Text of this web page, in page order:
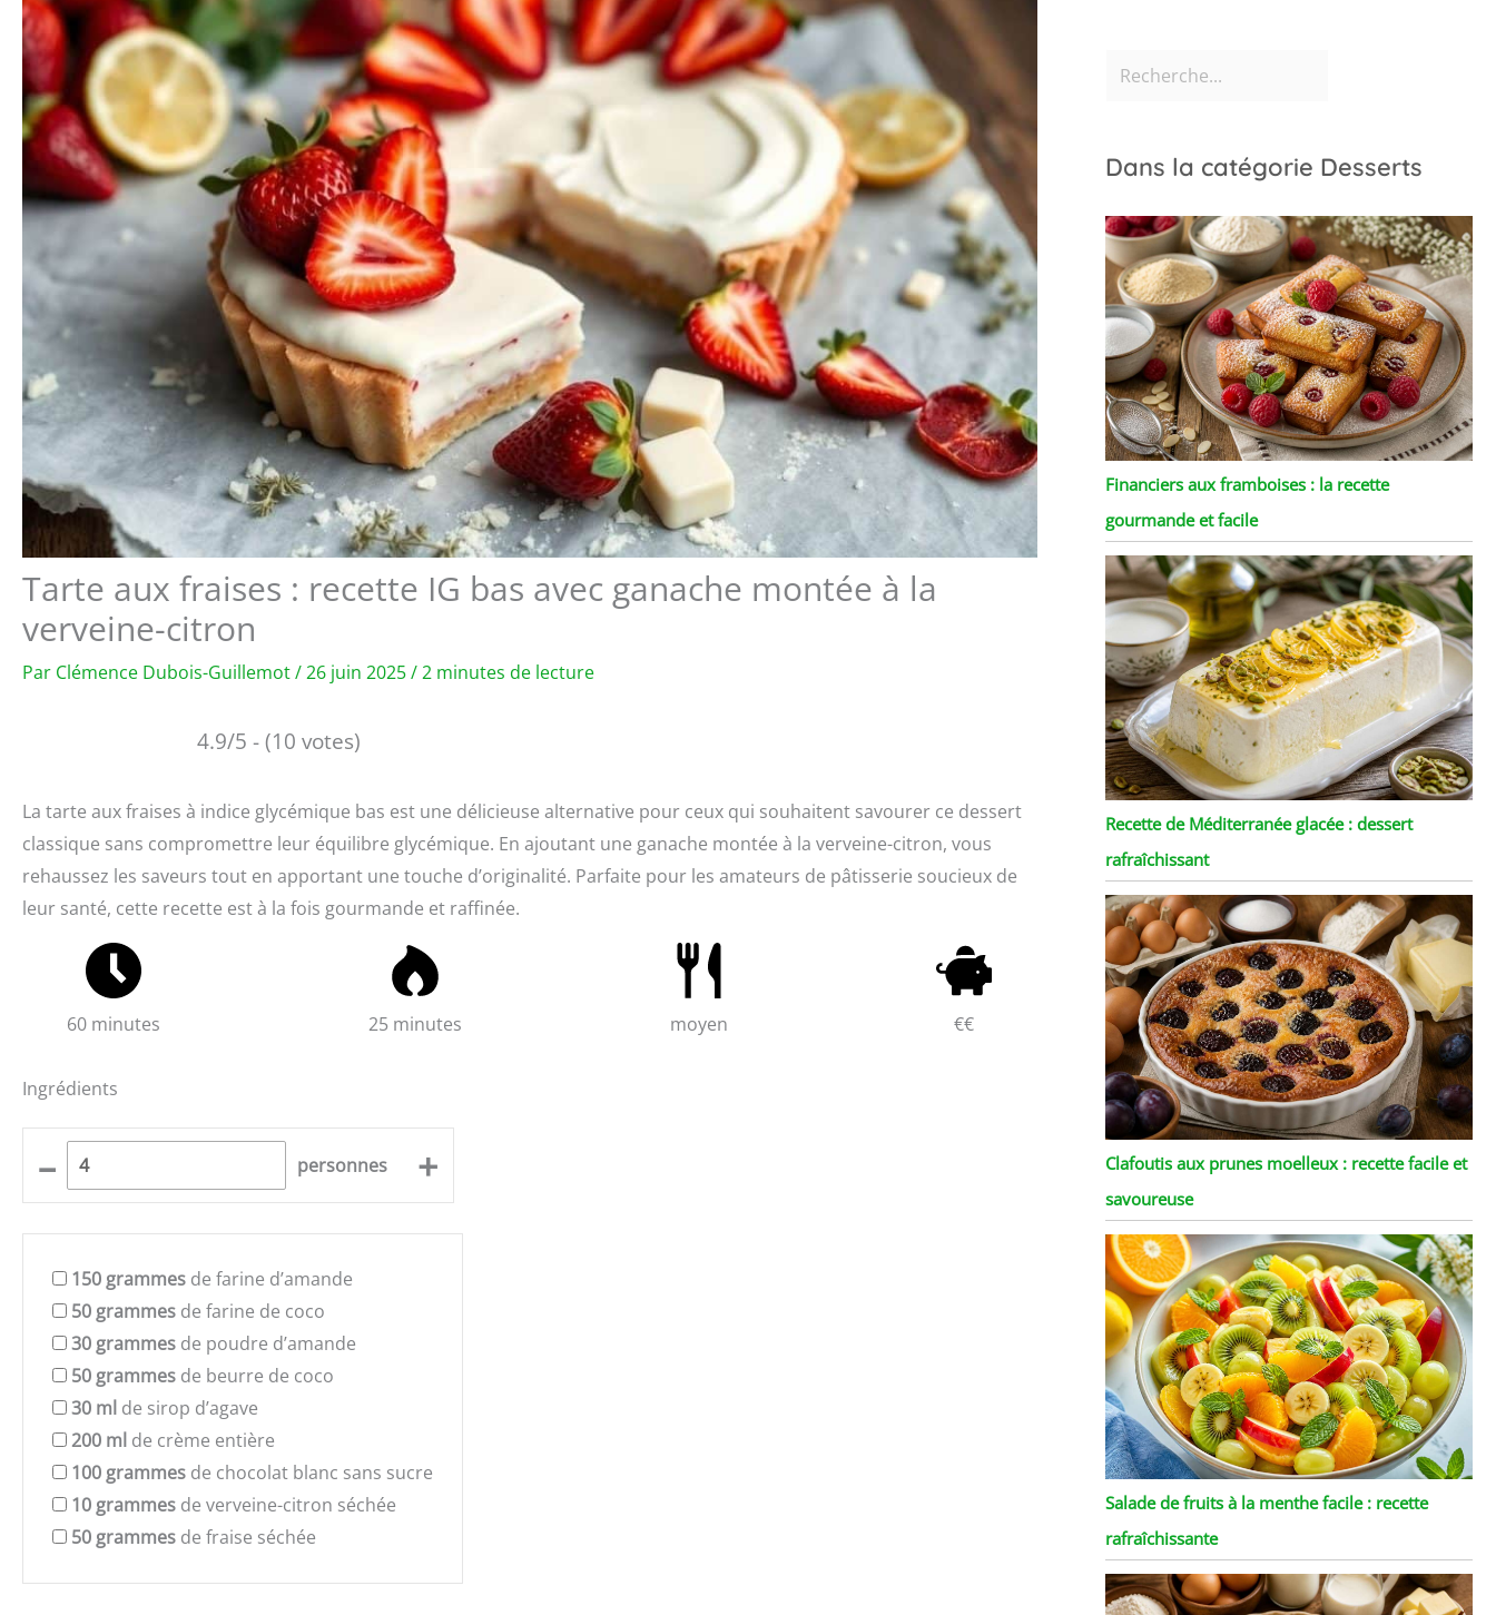
Tarte aux fraises : recette IG bas avec ganache montée à la
verveine-citron
Par Clémence Dubois-Guillemot/26 juin 2025/2 minutes de lecture
4.9/5 - (10 votes)
La tarte aux fraises à indice glycémique bas est une délicieuse alternative pour ceux qui souhaitent savourer ce dessert
classique sans compromettre leur équilibre glycémique. En ajoutant une ganache montée à la verveine-citron, vous
rehaussez les saveurs tout en apportant une touche d’originalité. Parfaite pour les amateurs de pâtisserie soucieux de
leur santé, cette recette est à la fois gourmande et raffinée.
60 minutes 25 minutes moyen €€
Ingrédients
– personnes +
150 grammes de farine d’amande
50 grammes de farine de coco
30 grammes de poudre d’amande
50 grammes de beurre de coco
30 ml de sirop d’agave
200 ml de crème entière
100 grammes de chocolat blanc sans sucre
10 grammes de verveine-citron séchée
50 grammes de fraise séchée
Dans la catégorie Desserts
Financiers aux framboises : la recette
gourmande et facile
Recette de Méditerranée glacée : dessert
rafraîchissant
Clafoutis aux prunes moelleux : recette facile et
savoureuse
Salade de fruits à la menthe facile : recette
rafraîchissante